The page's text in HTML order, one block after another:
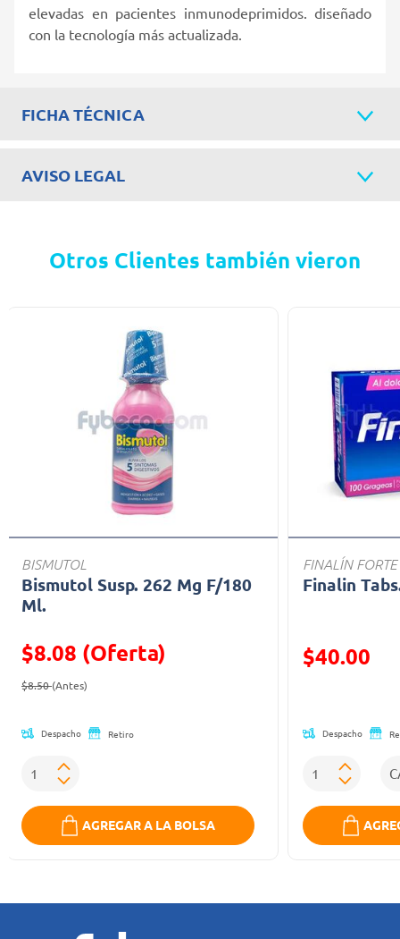
elevadas en pacientes inmunodeprimidos. diseñado
con la tecnología más actualizada.
FICHA TÉCNICA
AVISO LEGAL
Otros Clientes también vieron
BISMUTOL
Bismutol Susp. 262 Mg F/180
Ml.
$8.08 (Oferta)
Precio reducido de
$8.50(Antes)
Despacho Retiro
AGREGAR A LA BOLSA
FINALÍN FORTE
Finalin
Precio
$40.00
Despacho